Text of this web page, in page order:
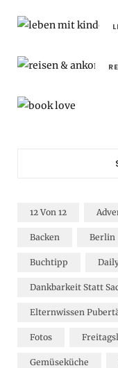
12 Von 12
Backen Berlin
Buchtipp
Dankbarkeit Statt
Elternwissen
Fotos
Gemüseküche